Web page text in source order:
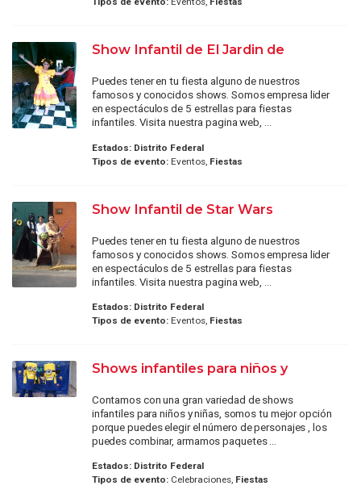
Show Infantil de El Jardin de
Puedes tener en tu fiesta alguno de nuestros
famosos y conocidos shows. Somos empresa lider
en espectáculos de 5 estrellas para fiestas
infantiles. Visita nuestra pagina web, ...
Estados: Distrito Federal
Tipos de evento:Eventos, Fiestas
Show Infantil de Star Wars
Puedes tener en tu fiesta alguno de nuestros
famosos y conocidos shows. Somos empresa lider
en espectáculos de 5 estrellas para fiestas
infantiles. Visita nuestra pagina web, ...
Estados: Distrito Federal
Tipos de evento:Eventos, Fiestas
Shows infantiles para niños y
Contamos con una gran variedad de shows
infantiles para niños y niñas, somos tu mejor opción
porque puedes elegir el número de personajes , los
puedes combinar, armamos paquetes ...
Estados: Distrito Federal
Tipos de evento:Celebraciones, Fiestas